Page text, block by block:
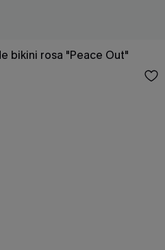
bikini rosa "Peace Out"